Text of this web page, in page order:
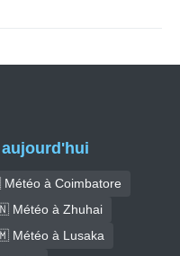
à Coimbatore
Météo à Zhuhai
Météo à Lusaka